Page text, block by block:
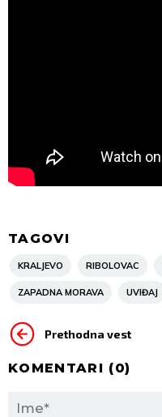
TAGOVI
KRALJEVO RIBOLOVAC
ZAPADNA MORAVA UVIĐAJ
Prethodna vest
KOMENTARI (0)